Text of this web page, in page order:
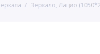
Зеркало, Лацио